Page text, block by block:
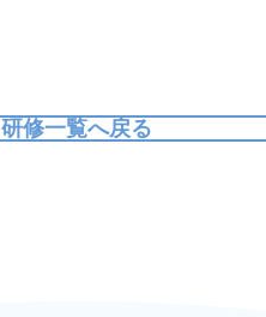
研修一覧へ戻る